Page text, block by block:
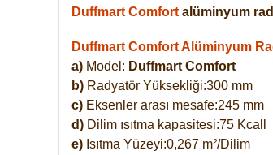
Duffmart Comfort alüminyum
Duffmart Comfort Alüminyum
a) Model: Duffmart Comfort
b) Radyatör Yüksekliği:300 mm
c) Eksenler arası mesafe:245 mm
d) Dilim ısıtma kapasitesi:75 Kcall
e) Isıtma Yüzeyi:0,267 m²/Dilim